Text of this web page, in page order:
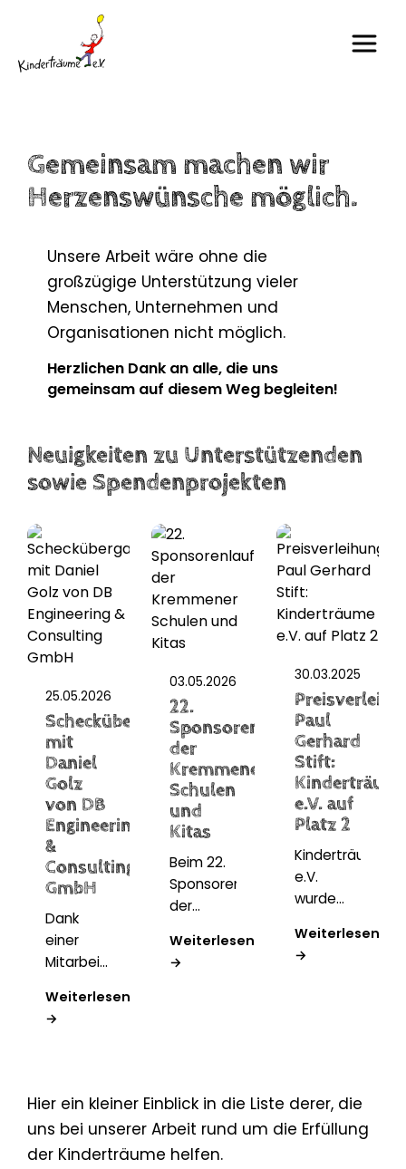
Gemeinsam machen wir
Herzenswünsche möglich.
Unsere Arbeit wäre ohne die
großzügige Unterstützung vieler
Menschen, Unternehmen und
Organisationen nicht möglich.
Herzlichen Dank an alle, die uns
gemeinsam auf diesem Weg begleiten!
Neuigkeiten zu Unterstützenden
sowie Spendenprojekten
25.05.2026
Scheckübergabe
mit
Daniel
Golz
von DB
Engineering
&
Consulting
GmbH
Dank
einer
Mitarbeiteraktion
Engineering
&
e.V. eine
Spende
in Höhe
Weiterlesen
→
03.05.2026
22.
Sponsorenlauf
der
Kremmener
Schulen
und
Kitas
Beim 22.
Sponsorenlauf
der
Schulen
und Kitas
großem
Einsatz
für
Weiterlesen
→
30.03.2025
Paul
Gerhard
Stift:
e.V. auf
Platz 2
Kinderträume
e.V.
wurde
Gerhard
Stiftspreis
und
belegte
den 2.
Weiterlesen
→
Hier ein kleiner Einblick in die Liste derer, die
uns bei unserer Arbeit rund um die Erfüllung
der Kinderträume helfen.